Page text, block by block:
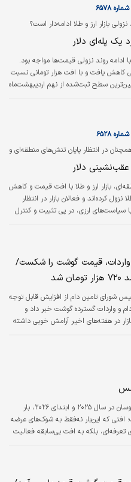
ضعف تقاضا و شرایط ناپایدار اقتصادی
خریداران برای روشن شدن چشم‌انداز بازار
نزولی بازار ارز و طلا ادامه‌دار است؟
۶۵۷۸
یک پله‌ای دلار
با ادامه روند نزولی قیمت‌ها مواجه بود.
کاهش یافت و با افت هزار تومانی نسبت
رسید که پایین‌ترین سطح ثبت‌شده از نهم اردیبهشت‌ماه
همچنان در انتظار پایان تنش‌های منطقه‌ای و
هستند
۶۵۲۸
عقب‌نشینی دلار
بازار ارز و طلا با افت قیمت و کاهش
کرده‌اند و فعالان بازار در انتظار
ارزی، در پی تثبیت و کنترل
قیمت گوشت را شکست/
شد
شورای تامین دام از افزایش قابل توجه
و واردات گسترده گوشت خبر داد و
در هفته‌های اخیر آرامش خوبی داشته
بازار جهانی مس پس از یک دوره رشد پرنوسان در سال ۲۰۲۵ و ابتدای ۲۰۲۶، بار
که این‌بار نه‌فقط به شوک‌های عرضه
تعرفه‌ای، بلکه به افت بی‌سابقه فعالیت